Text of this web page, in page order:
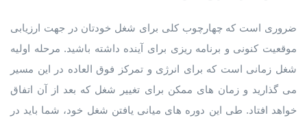
ضروری است که چهارچوب کلی برای شغل خودتان در جهت ارزیابی
موقعیت کنونی و برنامه ریزی برای آینده داشته باشید. مرحله اولیه
شغل زمانی است که برای انرژی و تمرکز فوق العاده در این مسیر
می گذارید و زمان های ممکن برای تغییر شغل که بعد از آن اتفاق
خواهد افتاد. طی این دوره های میانی یافتن شغل خود، شما باید در